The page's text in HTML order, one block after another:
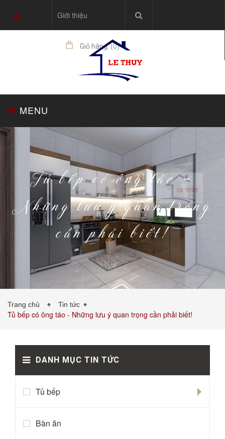
Giới thiệu
Giỏ hàng:(0)
MENU
TỦ BẾP THIẾT BỊ NHÀ BẾP
PHÒNG KHÁCH PHÒNG NGỦ TIN TỨC
Tủ bếp có ông táo -
Những lưu ý quan trọng
cần phải biết!
Trang chủ Tin tức
Tủ bếp có ông táo - Những lưu ý quan trọng cần phải biết!
DANH MỤC TIN TỨC
Tủ bếp
Bàn ăn